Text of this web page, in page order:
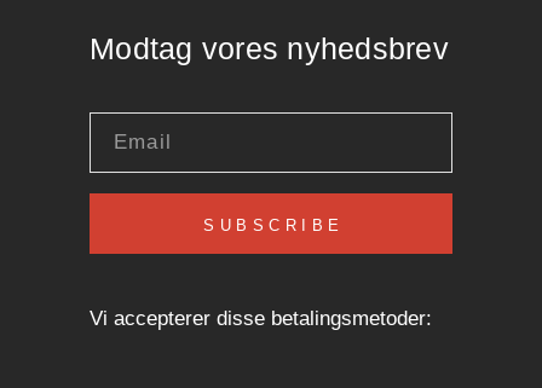
Modtag vores nyhedsbrev
SUBSCRIBE
Vi accepterer disse betalingsmetoder: